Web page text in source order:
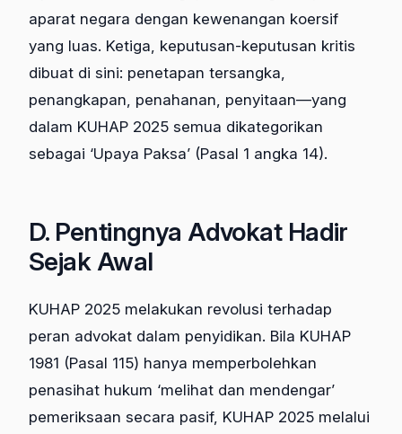
aparat negara dengan kewenangan koersif
yang luas. Ketiga, keputusan-keputusan kritis
dibuat di sini: penetapan tersangka,
penangkapan, penahanan, penyitaan—yang
dalam KUHAP 2025 semua dikategorikan
sebagai ‘Upaya Paksa’ (Pasal 1 angka 14).
D. Pentingnya Advokat Hadir
Sejak Awal
KUHAP 2025 melakukan revolusi terhadap
peran advokat dalam penyidikan. Bila KUHAP
1981 (Pasal 115) hanya memperbolehkan
penasihat hukum ‘melihat dan mendengar’
pemeriksaan secara pasif, KUHAP 2025 melalui